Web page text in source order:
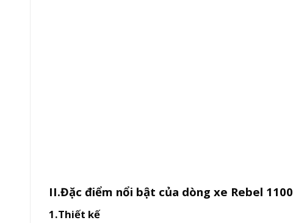
II.Đặc điểm nổi bật của dòng xe Rebel 1100
1.Thiết kế